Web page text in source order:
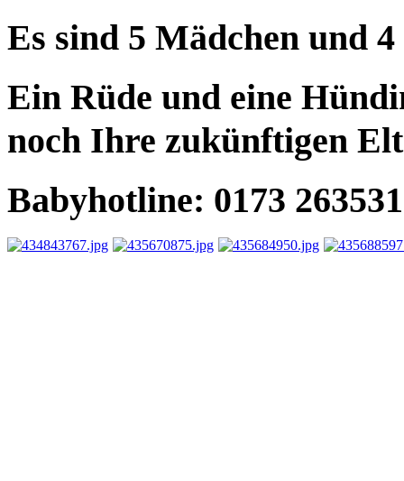
Es sind 5 Mädchen und
Ein Rüde und eine
noch Ihre zukünftigen
Babyhotline: 0173